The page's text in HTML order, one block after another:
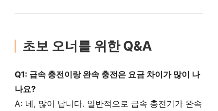
초보 오너를 위한 Q&A
Q1: 급속 충전이랑 완속 충전은 요금 차이가 많이 나
나요?
A: 네, 많이 납니다. 일반적으로 급속 충전기가 완속